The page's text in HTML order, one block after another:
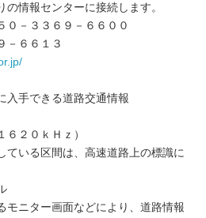
情報センターに接続します。
－３３６９－６６００
－６６１３
入手できる道路交通情報
６２０ｋＨｚ）
いる区間は、高速道路上の標識に
ニター画面などにより、道路情報